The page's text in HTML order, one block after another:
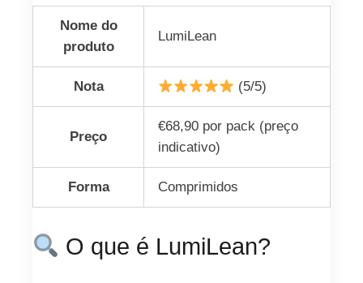
Nome do
produto
LumiLean
Nota (5/5)
Preço
€68,90 por pack (preço
indicativo)
Forma Comprimidos
O que é LumiLean?